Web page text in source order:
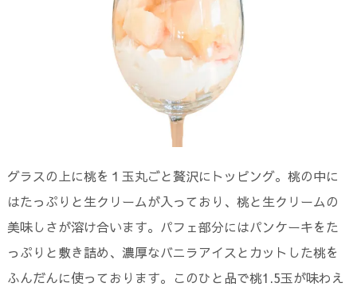
グラスの上に桃を１玉丸ごと贅沢にトッピング。桃の中に
はたっぷりと生クリームが入っており、桃と生クリームの
美味しさが溶け合います。パフェ部分にはパンケーキをた
っぷりと敷き詰め、濃厚なバニラアイスとカットした桃を
ふんだんに使っております。このひと品で桃1.5玉が味わえ